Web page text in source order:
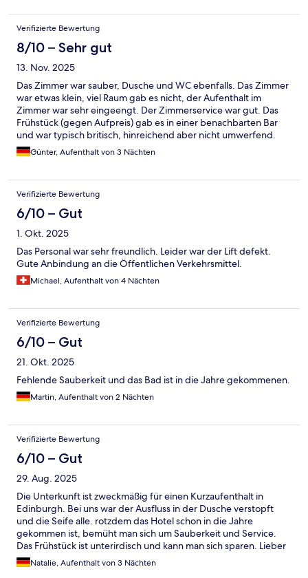
Verifizierte Bewertung
8/10 – Sehr gut
13. Nov. 2025
Das Zimmer war sauber, Dusche und WC ebenfalls. Das Zimmer
war etwas klein, viel Raum gab es nicht, der Aufenthalt im
Zimmer war sehr eingeengt. Der Zimmerservice war gut. Das
Frühstück (gegen Aufpreis) gab es in einer benachbarten Bar
und war typisch britisch, hinreichend aber nicht umwerfend.
Günter, Aufenthalt von 3 Nächten
Verifizierte Bewertung
6/10 – Gut
1. Okt. 2025
Das Personal war sehr freundlich. Leider war der Lift defekt.
Gute Anbindung an die Öffentlichen Verkehrsmittel.
Michael, Aufenthalt von 4 Nächten
Verifizierte Bewertung
6/10 – Gut
21. Okt. 2025
Fehlende Sauberkeit und das Bad ist in die Jahre gekommenen.
Martin, Aufenthalt von 2 Nächten
Verifizierte Bewertung
6/10 – Gut
29. Aug. 2025
Die Unterkunft ist zweckmäßig für einen Kurzaufenthalt in
Edinburgh. Bei uns war der Ausfluss in der Dusche verstopft
und die Seife alle. rotzdem das Hotel schon in die Jahre
gekommen ist, bemüht man sich um Sauberkeit und Service.
Das Frühstück ist unterirdisch und kann man sich sparen. Lieber
in ein Café um die Ecke gehen. Bequeme Betten und
zweckmäßige Einrichtung.
Natalie, Aufenthalt von 3 Nächten